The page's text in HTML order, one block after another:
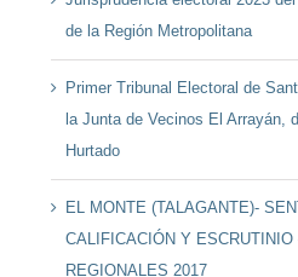
de la Región Metropolitana
Primer Tribunal Electoral de
la Junta de Vecinos El Arrayán,
Hurtado
EL MONTE (TALAGANTE)-
CALIFICACIÓN Y
REGIONALES 2017